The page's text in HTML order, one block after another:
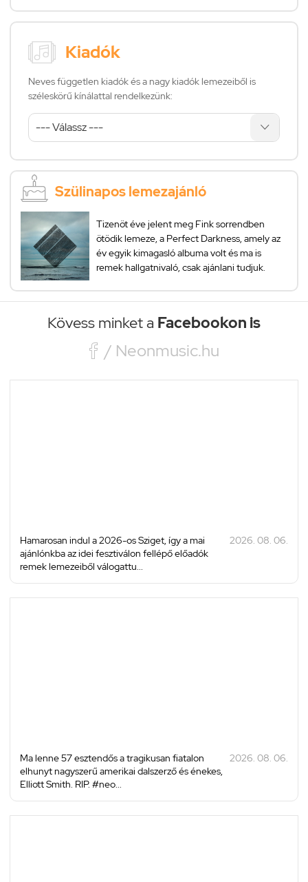
Kiadók
Neves független kiadók és a nagy kiadók lemezeiből is
széleskörű kínálattal rendelkezünk:
Szülinapos lemezajánló
Tizenöt éve jelent meg Fink sorrendben
ötödik lemeze, a Perfect Darkness, amely az
év egyik kimagasló albuma volt és ma is
remek hallgatnivaló, csak ajánlani tudjuk.
Kövess minket a Facebookon is
 / Neonmusic.hu
Hamarosan indul a 2026-os Sziget, így a mai
ajánlónkba az idei fesztiválon fellépő előadók
remek lemezeiből válogattu...
2026. 08. 06.
Ma lenne 57 esztendős a tragikusan fiatalon
elhunyt nagyszerű amerikai dalszerző és énekes,
Elliott Smith. RIP. #neo...
2026. 08. 06.